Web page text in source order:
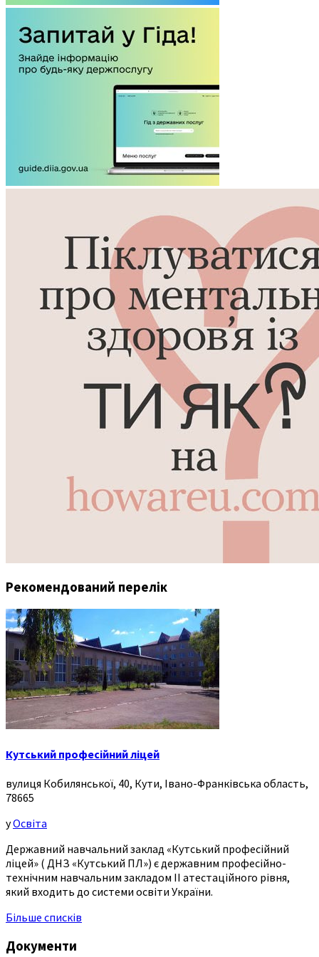
Рекомендований перелік
Кутський професійний ліцей
вулиця Кобилянської, 40, Кути, Івано-Франківська область,
78665
уОсвіта
Державний навчальний заклад «Кутський професійний
ліцей» ( ДНЗ «Кутський ПЛ») є державним професійно-
технічним навчальним закладом ІІ атестаційного рівня,
який входить до системи освіти України.
Більше списків
Документи